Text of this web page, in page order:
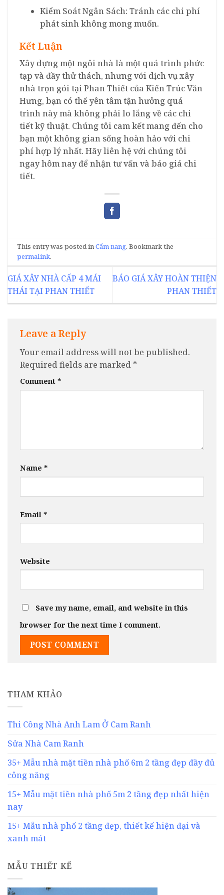
Kiểm Soát Ngân Sách: Tránh các chi phí
phát sinh không mong muốn.
Kết Luận
Xây dựng một ngôi nhà là một quá trình phức
tạp và đầy thử thách, nhưng với dịch vụ xây
nhà trọn gói tại Phan Thiết của Kiến Trúc Văn
Hưng, bạn có thể yên tâm tận hưởng quá
trình này mà không phải lo lắng về các chi
tiết kỹ thuật. Chúng tôi cam kết mang đến cho
bạn một không gian sống hoàn hảo với chi
phí hợp lý nhất. Hãy liên hệ với chúng tôi
ngay hôm nay để nhận tư vấn và báo giá chi
tiết.
This entry was posted inCẩm nang. Bookmark the
permalink.
GIÁ XÂY NHÀ CẤP 4 MÁI
THÁI TẠI PHAN THIẾT
BÁO GIÁ XÂY HOÀN THIỆN
PHAN THIẾT
Leave a Reply
Your email address will not be published.
Required fields are marked *
Comment *
Name *
Email *
Website
Save my name, email, and website in this
browser for the next time I comment.
THAM KHẢO
Thi Công Nhà Anh Lam Ở Cam Ranh
Sửa Nhà Cam Ranh
35+ Mẫu nhà mặt tiền nhà phố 6m 2 tầng đẹp đầy đủ
công năng
15+ Mẫu mặt tiền nhà phố 5m 2 tầng đẹp nhất hiện
nay
15+ Mẫu nhà phố 2 tầng đẹp, thiết kế hiện đại và
xanh mát
MẪU THIẾT KẾ